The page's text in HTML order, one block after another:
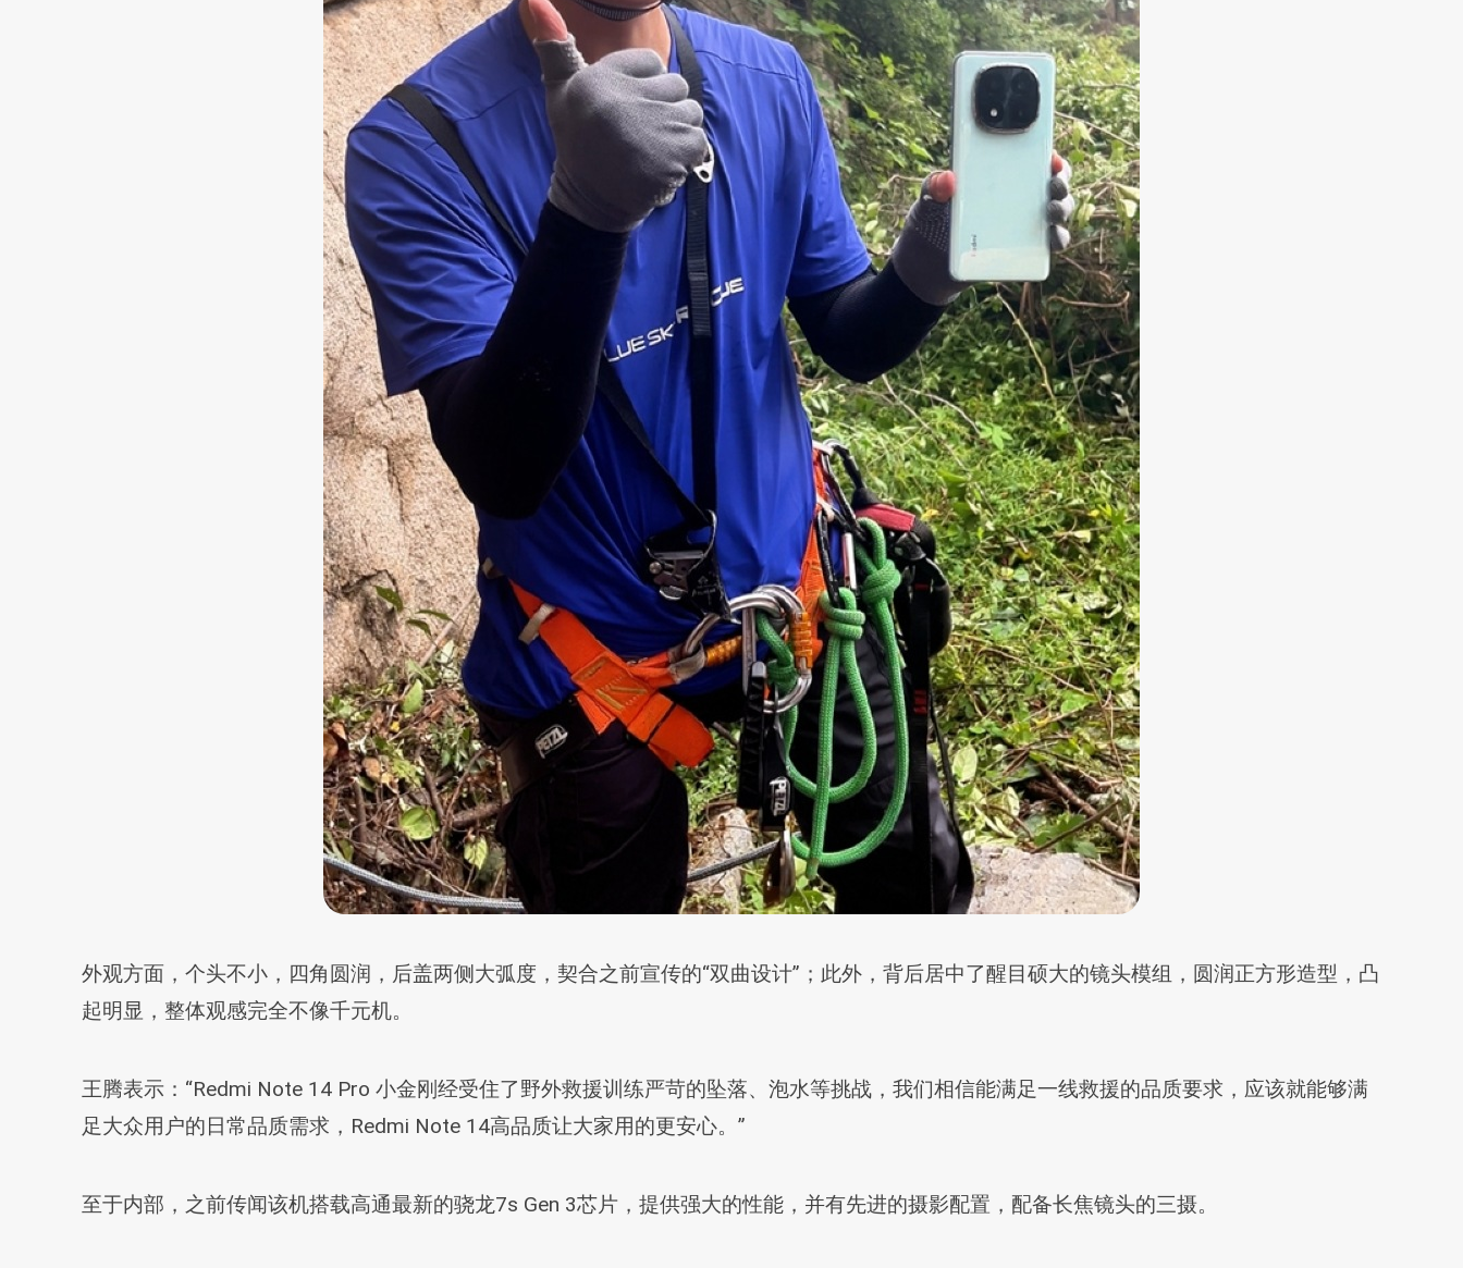
外观方面，个头不小，四角圆润，后盖两侧大弧度，契合之前宣传的“双曲设计”；此外，背后居中了醒目硕大的镜头模组，圆润正方形造型，凸
起明显，整体观感完全不像千元机。
王腾表示：“Redmi Note 14 Pro 小金刚经受住了野外救援训练严苛的坠落、泡水等挑战，我们相信能满足一线救援的品质要求，应该就能够满
足大众用户的日常品质需求，Redmi Note 14高品质让大家用的更安心。”
至于内部，之前传闻该机搭载高通最新的骁龙7s Gen 3芯片，提供强大的性能，并有先进的摄影配置，配备长焦镜头的三摄。